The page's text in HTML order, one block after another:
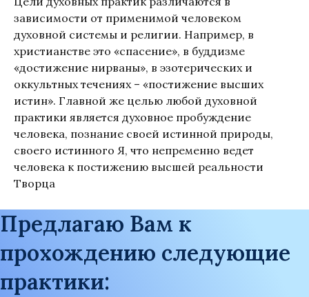
зависимости от применимой человеком
духовной системы и религии. Например, в
христианстве это «спасение», в буддизме
«достижение нирваны», в эзотерических и
оккультных течениях – «постижение высших
истин». Главной же целью любой духовной
практики является духовное пробуждение
человека, познание своей истинной природы,
своего истинного Я, что непременно ведет
человека к постижению высшей реальности
Творца
Предлагаю Вам к
прохождению следующие
практики: